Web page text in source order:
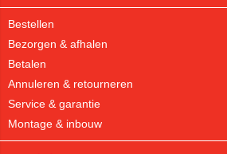
Bestellen
Bezorgen & afhalen
Betalen
Annuleren & retourneren
Service & garantie
Montage & inbouw